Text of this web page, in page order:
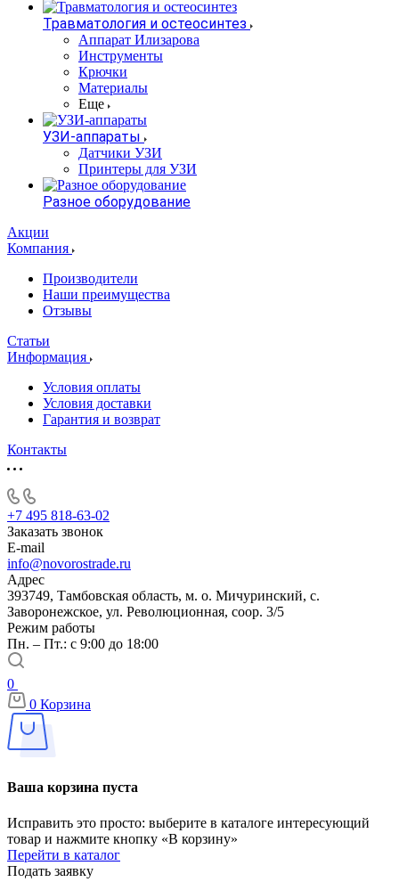
Травматология и остеосинтез
Аппарат Илизарова
Инструменты
Крючки
Материалы
Еще
УЗИ-аппараты
Датчики УЗИ
Принтеры для УЗИ
Разное оборудование
Акции
Компания
Производители
Наши преимущества
Отзывы
Статьи
Информация
Условия оплаты
Условия доставки
Гарантия и возврат
Контакты
+7 495 818-63-02
Заказать звонок
E-mail
info@novorostrade.ru
Адрес
393749, Тамбовская область, м. о. Мичуринский, с.
Заворонежское, ул. Революционная, соор. 3/5
Режим работы
Пн. – Пт.: с 9:00 до 18:00
0
0 Корзина
Ваша корзина пуста
Исправить это просто: выберите в каталоге интересующий
товар и нажмите кнопку «В корзину»
Перейти в каталог
Подать заявку